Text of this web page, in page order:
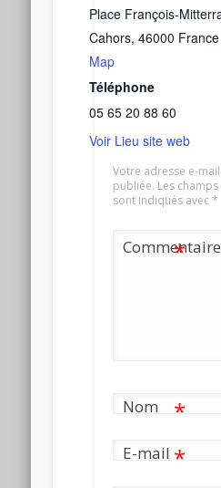
Place François-
Cahors, 46000 France
Map
Téléphone
05 65 20 88 60
Voir Lieu site web
Votre adresse e-
publiée. Les
sont indiqués avec*
Commentaire
*
Nom *
E-mail *